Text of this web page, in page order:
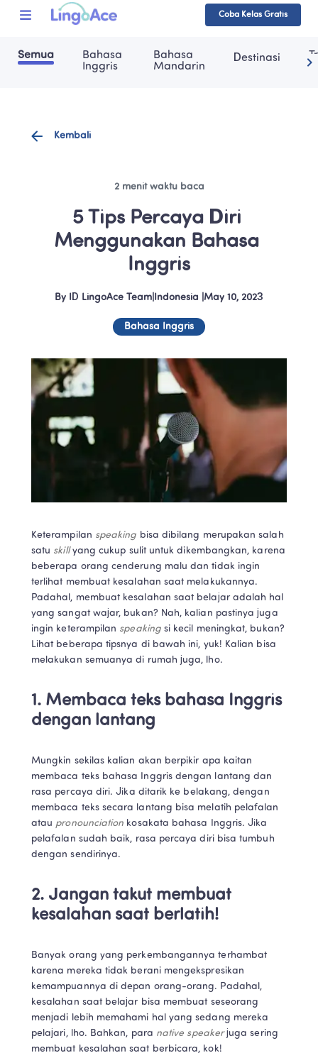
Coba Kelas Gratis
Semua
Bahasa
Inggris
Bahasa
Mandarin
Destinasi
Kembali
2 menit waktu baca
5 Tips Percaya Diri
Menggunakan Bahasa
Inggris
By ID LingoAce Team Indonesia May 10, 2023
Bahasa Inggris
Keterampilan speaking bisa dibilang merupakan salah
satu skill yang cukup sulit untuk dikembangkan, karena
beberapa orang cenderung malu dan tidak ingin
terlihat membuat kesalahan saat melakukannya.
Padahal, membuat kesalahan saat belajar adalah hal
yang sangat wajar, bukan? Nah, kalian pastinya juga
ingin keterampilan speaking si kecil meningkat, bukan?
Lihat beberapa tipsnya di bawah ini, yuk! Kalian bisa
melakukan semuanya di rumah juga, lho.
1. Membaca teks bahasa Inggris
dengan lantang
Mungkin sekilas kalian akan berpikir apa kaitan
membaca teks bahasa Inggris dengan lantang dan
rasa percaya diri. Jika ditarik ke belakang, dengan
membaca teks secara lantang bisa melatih pelafalan
atau pronounciation kosakata bahasa Inggris. Jika
pelafalan sudah baik, rasa percaya diri bisa tumbuh
dengan sendirinya.
2. Jangan takut membuat
kesalahan saat berlatih!
Banyak orang yang perkembangannya terhambat
karena mereka tidak berani mengekspresikan
kemampuannya di depan orang-orang. Padahal,
kesalahan saat belajar bisa membuat seseorang
menjadi lebih memahami hal yang sedang mereka
pelajari, lho. Bahkan, para native speaker juga sering
membuat kesalahan saat berbicara, kok!